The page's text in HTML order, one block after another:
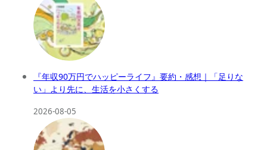
『年収90万円でハッピーライフ』要約・感想｜「足りな
い」より先に、生活を小さくする
2026-08-05